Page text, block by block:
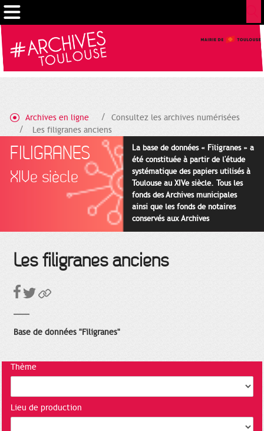
Archives en ligne
Consultez les archives numérisées
Les filigranes anciens
FILIGRANES
XIVe siècle
La base de données « Filigranes » a
été constituée à partir de l'étude
systématique des papiers utilisés à
Toulouse au XIVe siècle. Tous les
fonds des Archives municipales
ainsi que les fonds de notaires
conservés aux Archives
départementales pour cette
Les filigranes anciens
Base de données "Filigranes"
Thème
Lieu de production
Gestion de vos préférences sur les cookies